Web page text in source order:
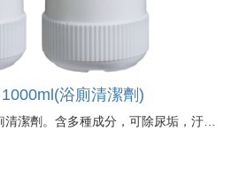
浴廁清潔劑)